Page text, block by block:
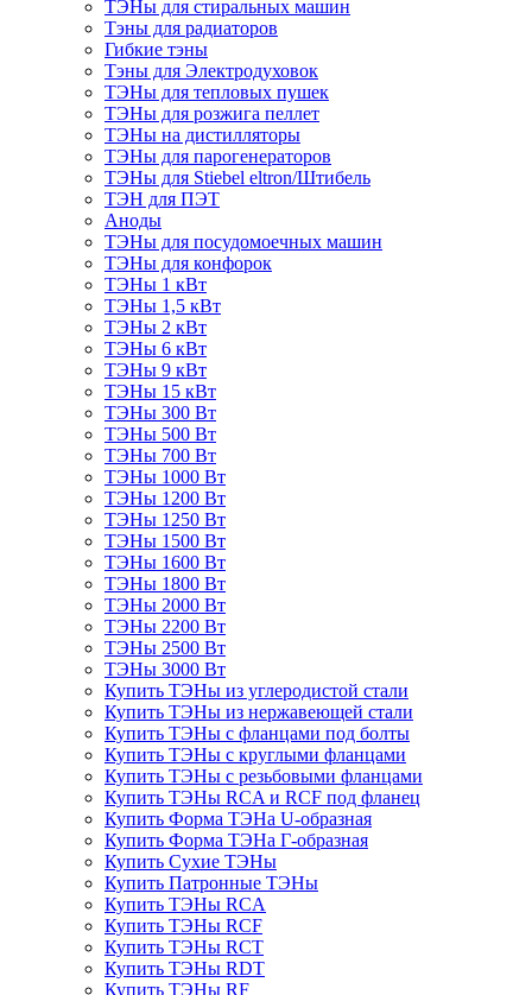
ТЭНы для стиральных машин
Тэны для радиаторов
Гибкие тэны
Тэны для Электродуховок
ТЭНы для тепловых пушек
ТЭНы для розжига пеллет
ТЭНы на дистилляторы
ТЭНы для парогенераторов
ТЭНы для Stiebel eltron/Штибель
ТЭН для ПЭТ
Аноды
ТЭНы для посудомоечных машин
ТЭНы для конфорок
ТЭНы 1 кВт
ТЭНы 1,5 кВт
ТЭНы 2 кВт
ТЭНы 6 кВт
ТЭНы 9 кВт
ТЭНы 15 кВт
ТЭНы 300 Вт
ТЭНы 500 Вт
ТЭНы 700 Вт
ТЭНы 1000 Вт
ТЭНы 1200 Вт
ТЭНы 1250 Вт
ТЭНы 1500 Вт
ТЭНы 1600 Вт
ТЭНы 1800 Вт
ТЭНы 2000 Вт
ТЭНы 2200 Вт
ТЭНы 2500 Вт
ТЭНы 3000 Вт
Купить ТЭНы из углеродистой стали
Купить ТЭНы из нержавеющей стали
Купить ТЭНы с фланцами под болты
Купить ТЭНы с круглыми фланцами
Купить ТЭНы с резьбовыми фланцами
Купить ТЭНы RCA и RCF под фланец
Купить Форма ТЭНа U-образная
Купить Форма ТЭНа Г-образная
Купить Сухие ТЭНы
Купить Патронные ТЭНы
Купить ТЭНы RCA
Купить ТЭНы RCF
Купить ТЭНы RCT
Купить ТЭНы RDT
Купить ТЭНы RF